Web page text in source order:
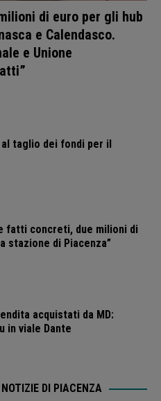
di euro per gli hub
e Calendasco.
e Unione
taglio dei fondi per il
fatti concreti, due milioni di
stazione di Piacenza”
acquistati da MD:
in viale Dante
DI PIACENZA